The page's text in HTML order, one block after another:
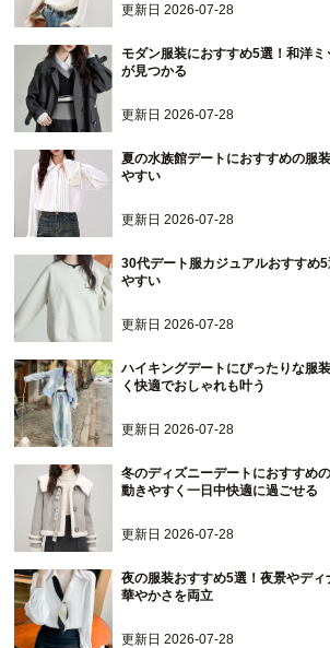
更新日2026-07-28
モダン服装におすすめ5選！和洋
が見つかる
更新日2026-07-28
夏の水族館デートにおすすめの服
やすい
更新日2026-07-28
30代デート服カジュアルおすすめ
やすい
更新日2026-07-28
ハイキングデートにぴったりな服
く快適でおしゃれも叶う
更新日2026-07-28
冬のディズニーデートにおすすめ
動きやすく一日中快適に過ごせる
更新日2026-07-28
夜の服装おすすめ5選！夜景やディ
華やかさを両立
更新日2026-07-28